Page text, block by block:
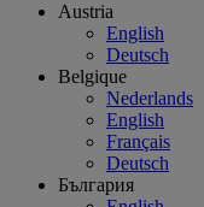
Austria
English
Deutsch
Belgique
Nederlands
English
Français
Deutsch
България